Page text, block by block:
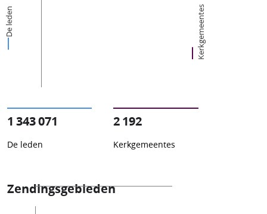
De leden Kerkgemeentes
1 343 071
De leden
2 192
Kerkgemeentes
Zendingsgebieden